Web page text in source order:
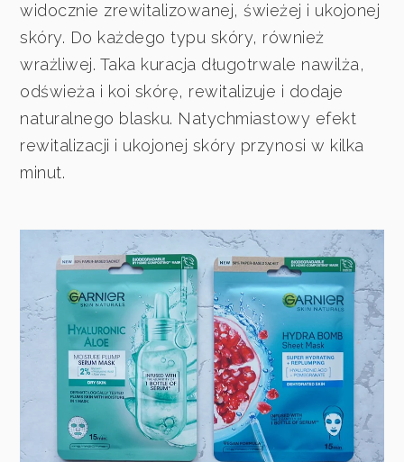
widocznie zrewitalizowanej, świeżej i ukojonej
skóry. Do każdego typu skóry, również
wrażliwej. Taka kuracja długotrwale nawilża,
odświeża i koi skórę, rewitalizuje i dodaje
naturalnego blasku. Natychmiastowy efekt
rewitalizacji i ukojonej skóry przynosi w kilka
minut.